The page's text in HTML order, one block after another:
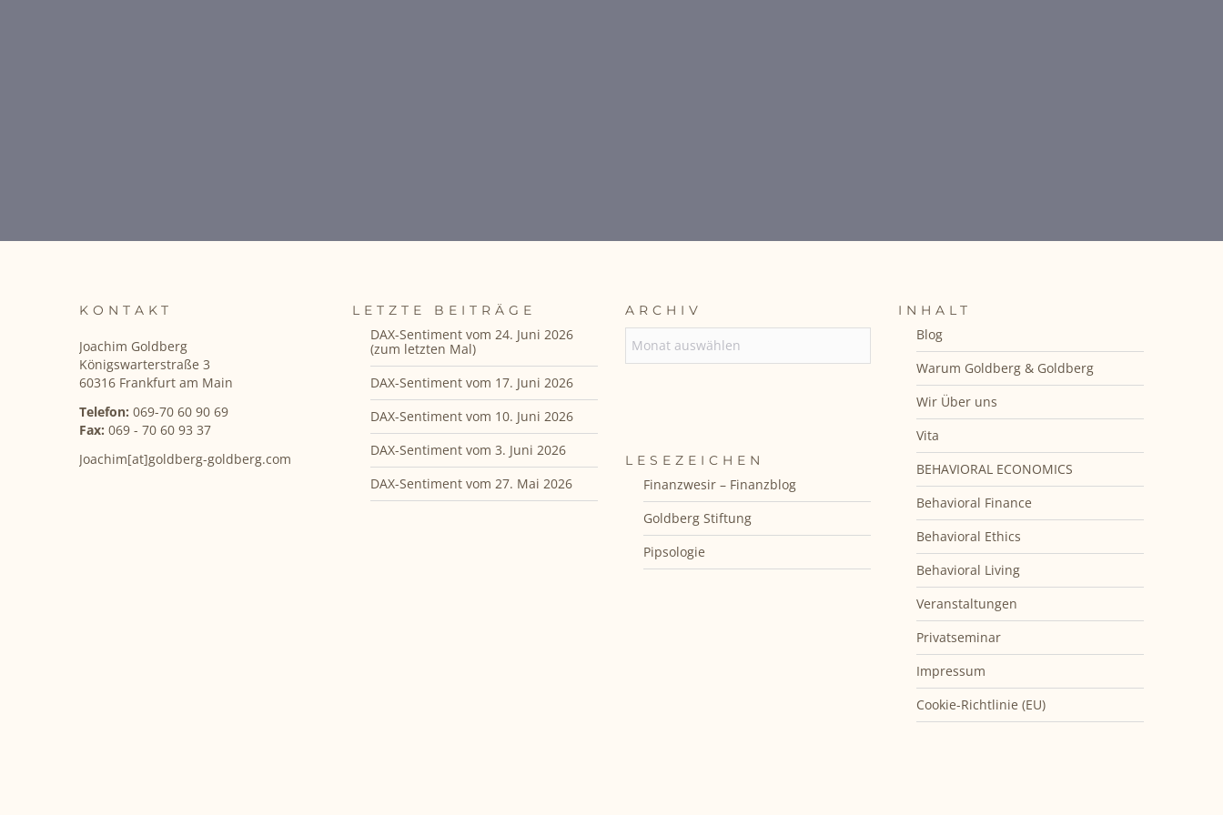
KONTAKT
Joachim Goldberg
Königswarterstraße 3
60316 Frankfurt am Main
Telefon: 069-70 60 90 69
Fax: 069 - 70 60 93 37
Joachim[at]goldberg-goldberg.com
LETZTE BEITRÄGE
DAX-Sentiment vom 24. Juni 2026
(zum letzten Mal)
DAX-Sentiment vom 17. Juni 2026
DAX-Sentiment vom 10. Juni 2026
DAX-Sentiment vom 3. Juni 2026
DAX-Sentiment vom 27. Mai 2026
ARCHIV
LESEZEICHEN
Finanzwesir – Finanzblog
Goldberg Stiftung
Pipsologie
INHALT
Blog
Warum Goldberg & Goldberg
Wir Über uns
Vita
BEHAVIORAL ECONOMICS
Behavioral Finance
Behavioral Ethics
Behavioral Living
Veranstaltungen
Privatseminar
Impressum
Cookie-Richtlinie (EU)